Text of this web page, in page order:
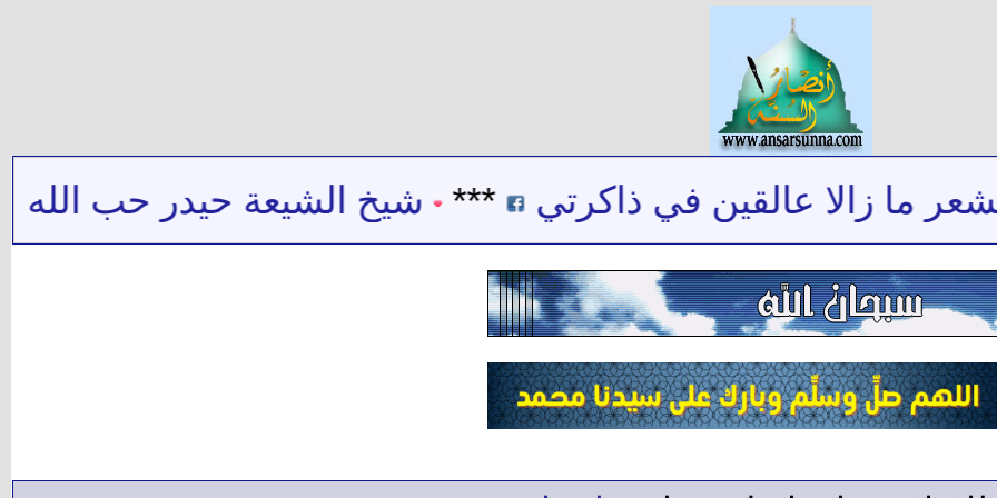
زالا عالقين في ذاكرتي *** شيخ الشيعة حيدر حب الله : جهل